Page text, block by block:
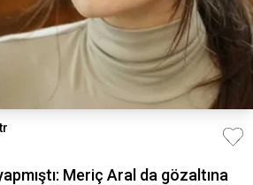
Meriç Aral da gözaltına